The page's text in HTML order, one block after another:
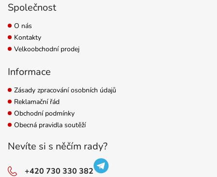
Společnost
O nás
Kontakty
Velkoobchodní prodej
Informace
Zásady zpracování osobních údajů
Reklamační řád
Obchodní podmínky
Obecná pravidla soutěží
Nevíte si s něčím rady?
+420 730 330 382